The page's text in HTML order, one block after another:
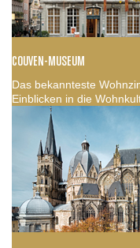
COUVEN-MUSEUM
Das bekannteste
Einblicken in die